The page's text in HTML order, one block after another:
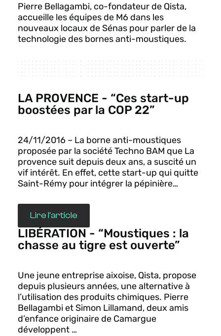
Pierre Bellagambi, co-fondateur de Qista,
accueille les équipes de M6 dans les
nouveaux locaux de Sénas pour parler de la
technologie des bornes anti-moustiques.
LA PROVENCE - “Ces start-up
boostées par la COP 22”
24/11/2016 – La borne anti-moustiques
proposée par la société Techno BAM que La
provence suit depuis deux ans, a suscité un
vif intérêt. En effet, cette start-up qui quitte
Saint-Rémy pour intégrer la pépinière…
Lire l'article
LIBÉRATION - “Moustiques : la
chasse au tigre est ouverte”
Une jeune entreprise aixoise, Qista, propose
depuis plusieurs années, une alternative à
l’utilisation des produits chimiques. Pierre
Bellagambi et Simon Lillamand, deux amis
d’enfance originaire de Camargue
développent …